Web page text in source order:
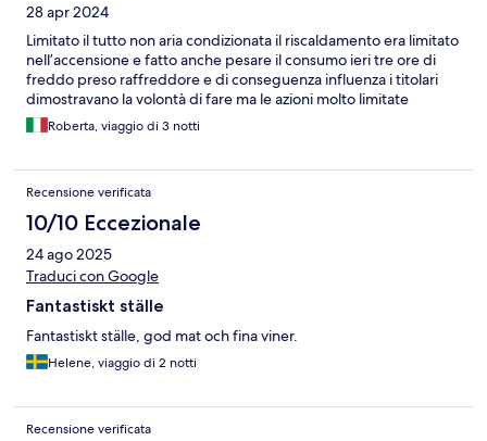
28 apr 2024
Limitato il tutto non aria condizionata il riscaldamento era limitato
nell’accensione e fatto anche pesare il consumo ieri tre ore di
freddo preso raffreddore e di conseguenza influenza i titolari
dimostravano la volontà di fare ma le azioni molto limitate
Roberta, viaggio di 3 notti
Recensione verificata
10/10 Eccezionale
24 ago 2025
Traduci con Google
Fantastiskt ställe
Fantastiskt ställe, god mat och fina viner.
Helene, viaggio di 2 notti
Recensione verificata